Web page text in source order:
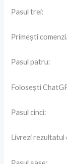
Pasul trei:
Primești comenzi.
Pasul patru:
Folosești
Pasul cinci:
Livrezi rezultatul